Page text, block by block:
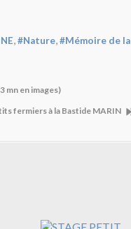
,#Nature,#Mémoire de la
mn en images)
fermiers à la Bastide MARIN